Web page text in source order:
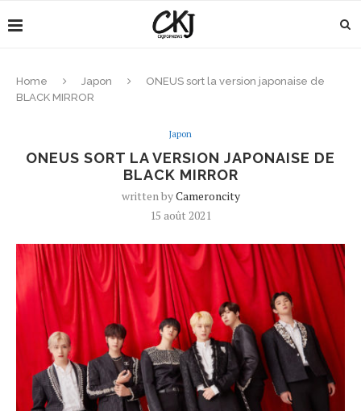
Home Japon
ONEUS sort la version japonaise de
BLACK MIRROR
Japon
ONEUS SORT LA VERSION JAPONAISE DE
BLACK MIRROR
written byCameroncity
15 août 2021